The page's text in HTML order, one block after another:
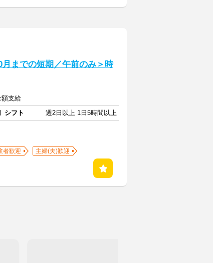
月までの短期／午前のみ＞時
額支給
シフト
週2日以上 1日5時間以上
者歓迎
主婦(夫)歓迎